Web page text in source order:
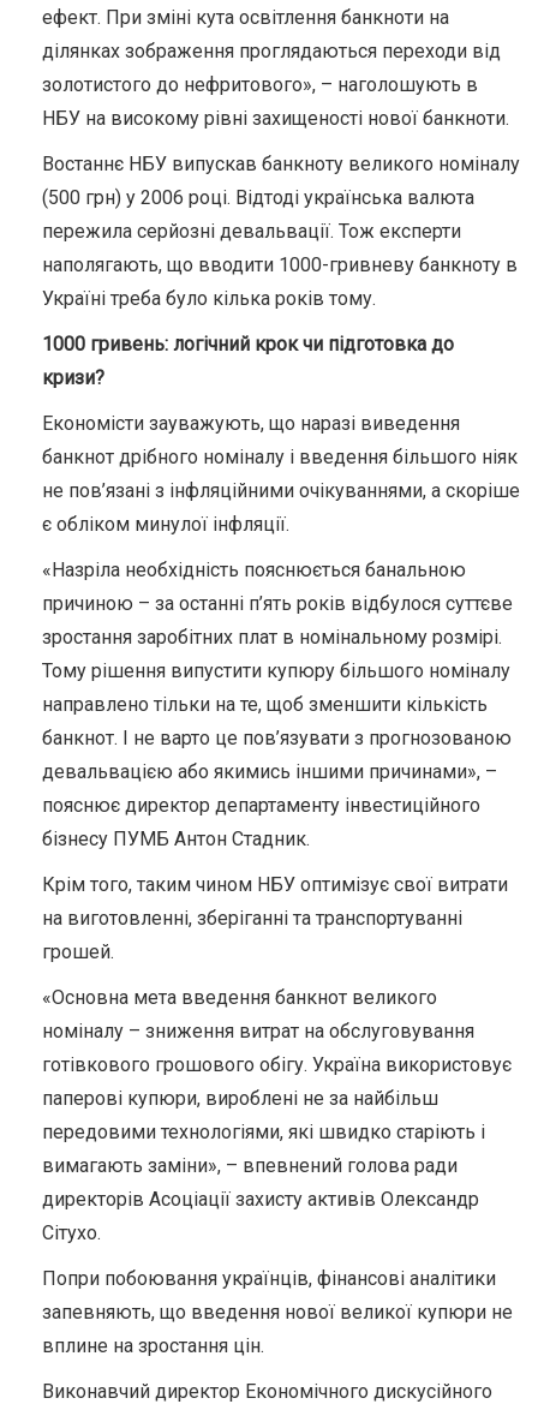
ефект. При зміні кута освітлення банкноти на
ділянках зображення проглядаються переходи від
золотистого до нефритового», – наголошують в
НБУ на високому рівні захищеності нової банкноти.
Востаннє НБУ випускав банкноту великого номіналу
(500 грн) у 2006 році. Відтоді українська валюта
пережила серйозні девальвації. Тож експерти
наполягають, що вводити 1000-гривневу банкноту в
Україні треба було кілька років тому.
1000 гривень: логічний крок чи підготовка до
кризи?
Економісти зауважують, що наразі виведення
банкнот дрібного номіналу і введення більшого ніяк
не пов’язані з інфляційними очікуваннями, а скоріше
є обліком минулої інфляції.
«Назріла необхідність пояснюється банальною
причиною – за останні п’ять років відбулося суттєве
зростання заробітних плат в номінальному розмірі.
Тому рішення випустити купюру більшого номіналу
направлено тільки на те, щоб зменшити кількість
банкнот. І не варто це пов’язувати з прогнозованою
девальвацією або якимись іншими причинами», –
пояснює директор департаменту інвестиційного
бізнесу ПУМБ Антон Стадник.
Крім того, таким чином НБУ оптимізує свої витрати
на виготовленні, зберіганні та транспортуванні
грошей.
«Основна мета введення банкнот великого
номіналу – зниження витрат на обслуговування
готівкового грошового обігу. Україна використовує
паперові купюри, вироблені не за найбільш
передовими технологіями, які швидко старіють і
вимагають заміни», – впевнений голова ради
директорів Асоціації захисту активів Олександр
Сітухо.
Попри побоювання українців, фінансові аналітики
запевняють, що введення нової великої купюри не
вплине на зростання цін.
Виконавчий директор Економічного дискусійного